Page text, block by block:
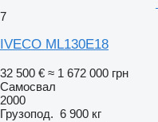
7
IVECO ML130E18
32 500 € ≈ 1 672 000 грн
Самосвал
2000
Грузопод. 6 900 кг